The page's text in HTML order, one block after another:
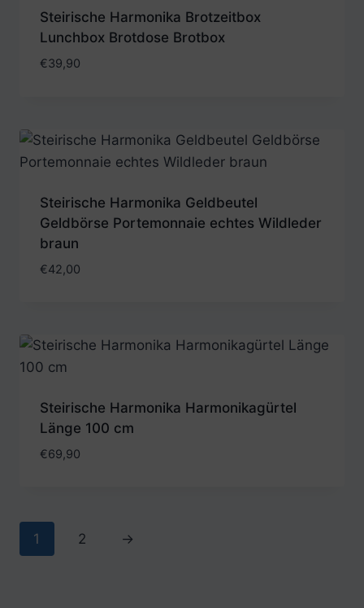
Steirische Harmonika Brotzeitbox
Lunchbox Brotdose Brotbox
€39,90
Steirische Harmonika Geldbeutel
Geldbörse Portemonnaie echtes Wildleder
braun
€42,00
Steirische Harmonika Harmonikagürtel
Länge 100 cm
€69,90
1 2 →